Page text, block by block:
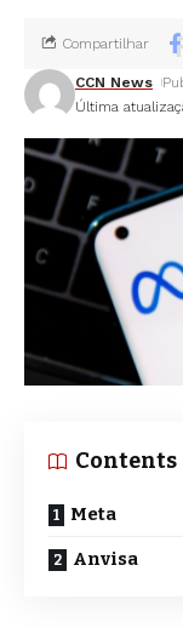
Última
CCN News
Compartilhar
Contents
Meta
Anvisa